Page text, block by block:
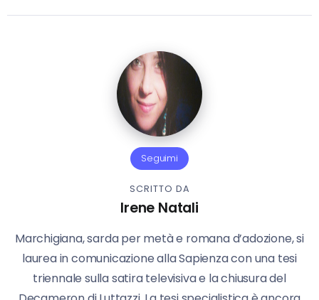
Seguimi
SCRITTO DA
Irene Natali
Marchigiana, sarda per metà e romana d’adozione, si
laurea in comunicazione alla Sapienza con una tesi
triennale sulla satira televisiva e la chiusura del